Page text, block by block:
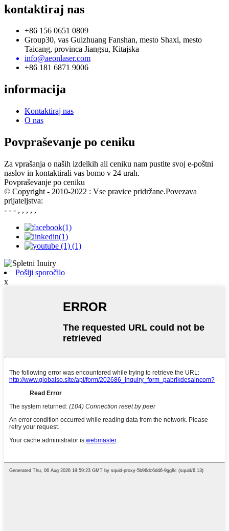
kontaktiraj nas
+86 156 0651 0809
Group30, vas Guizhuang Fanshan, mesto Shaxi, mesto
Taicang, provinca Jiangsu, Kitajska
info@aeonlaser.com
+86 181 6871 9006
informacija
Kontaktiraj nas
O nas
Povpraševanje po ceniku
Za vprašanja o naših izdelkih ali ceniku nam pustite svoj e-poštni
naslov in kontaktirali vas bomo v 24 urah.
Povpraševanje po ceniku
© Copyright - 2010-2022 : Vse pravice pridržane.Povezava
prijateljstva:
- - - , , , , ,
Pošlji sporočilo
x